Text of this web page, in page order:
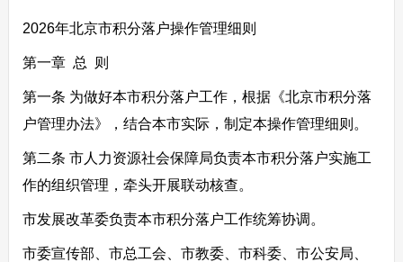
2026年北京市积分落户操作管理细则
第一章 总 则
第一条 为做好本市积分落户工作，根据《北京市积分落
户管理办法》，结合本市实际，制定本操作管理细则。
第二条 市人力资源社会保障局负责本市积分落户实施工
作的组织管理，牵头开展联动核查。
市发展改革委负责本市积分落户工作统筹协调。
市委宣传部、市总工会、市教委、市科委、市公安局、